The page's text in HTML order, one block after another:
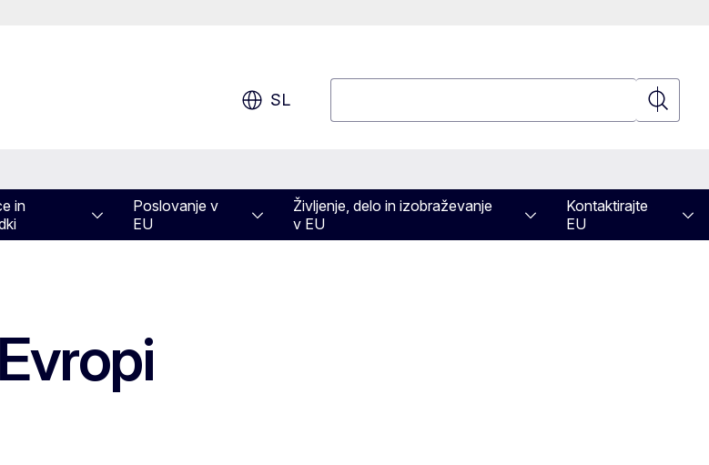
SL
in
Poslovanje v
EU
Življenje, delo in izobraževanje
v EU
Kontaktirajte
EU